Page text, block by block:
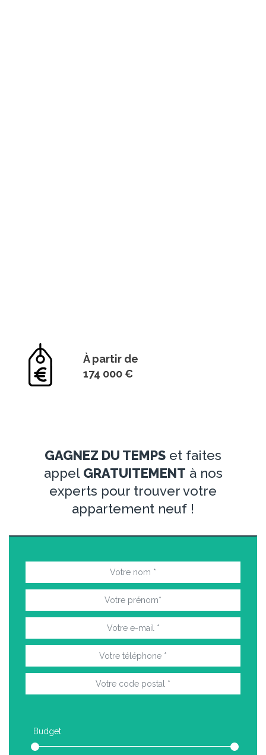
À partir de
174 000 €
GAGNEZ DU TEMPS et faites
appel GRATUITEMENT à nos
experts pour trouver votre
appartement neuf !
Budget